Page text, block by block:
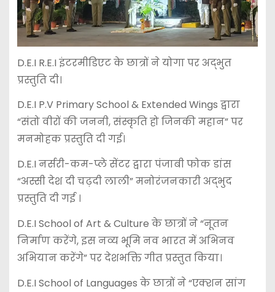
D.E.I R.E.I इंटरमीडिएट के छात्रों ने योगा पर अद्भुत
प्रस्तुति दी।
D.E.I P.V Primary School & Extended Wings द्वारा
“संतो वीरों की जननी, संस्कृति हो जिनकी महान” पर
मनमोहक प्रस्तुति दी गई।
D.E.I नर्सरी-कम-प्ले सेंटर द्वारा पंजाबी फोक डांस
“अस्सी देश दी चढ़दी लाली” मनोरंजनकारी अद्भुद
प्रस्तुति दी गई ।
D.E.I School of Art & Culture के छात्रों ने “नूतन
निर्माण करेंगे, इस नव्य भूमि नव भारत में अभिनव
अभियान करेंगे” पर देशभक्ति गीत प्रस्तुत किया।
D.E.I School of Languages के छात्रों ने “एक्शन सांग